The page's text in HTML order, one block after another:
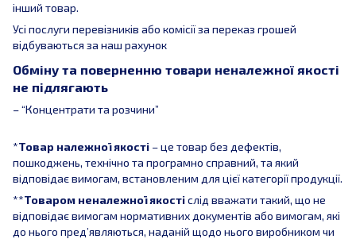
інший товар.
Усі послуги перевізників або комісії за переказ грошей
відбуваються за наш рахунок
Обміну та поверненню товари неналежної якості
не підлягають
– “Концентрати та розчини”
*Товар належної якості – це товар без дефектів,
пошкоджень, технічно та програмно справний, та який
відповідає вимогам, встановленим для цієї категорії продукції.
**Товаром неналежної якостіслід вважати такий, що не
відповідає вимогам нормативних документів або вимогам, які
до нього пред’являються, наданій щодо нього виробником чи